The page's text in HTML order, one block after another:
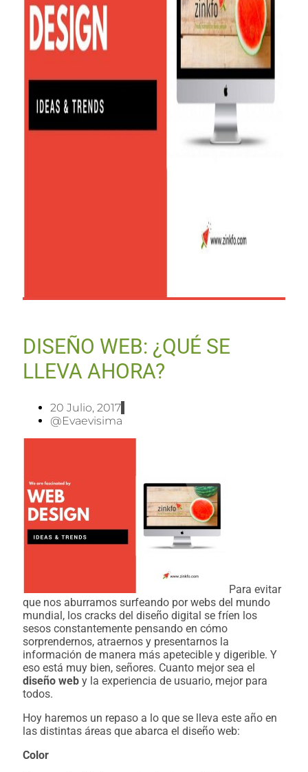
DISEÑO WEB: ¿QUÉ SE
LLEVA AHORA?
20 Julio, 2017
@evaevisima
Para evitar
que nos aburramos surfeando por webs del mundo
mundial, los cracks del diseño digital se fríen los
sesos constantemente pensando en cómo
sorprendernos, atraernos y presentarnos la
información de manera más apetecible y digerible. Y
eso está muy bien, señores. Cuanto mejor sea el
diseño web y la experiencia de usuario, mejor para
todos.
Hoy haremos un repaso a lo que se lleva este año en
las distintas áreas que abarca el diseño web:
Color